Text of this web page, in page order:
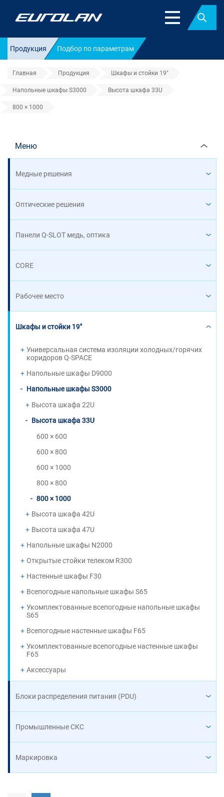
Найти
Продукция Подбор по параметрам
Главная Продукция Шкафы и стойки 19"
Напольные шкафы S3000 Высота шкафа 33U
800 × 1000
800 × 1000
Меню
Медные решения
Оптические решения
Панели Q-SLOT медь, оптика
CORE
Рабочее место
Шкафы и стойки 19"
Универсальная система изоляции холодных/горячих
коридоров Q-SPACE
Напольные шкафы D9000
Напольные шкафы S3000
Высота шкафа 22U
Высота шкафа 33U
600 × 600
600 × 800
600 × 1000
800 × 800
800 × 1000
Высота шкафа 42U
Высота шкафа 47U
Напольные шкафы N2000
Открытые стойки телеком R300
Настенные шкафы F30
Всепогодные напольные шкафы S65
Укомплектованные всепогодные напольные шкафы
S65
Всепогодные настенные шкафы F65
Укомплектованные всепогодные настенные шкафы
F65
Аксессуары
Блоки распределения питания (PDU)
Промышленные СКС
Маркировка